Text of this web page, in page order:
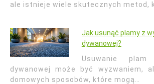
ale istnieje wiele skutecznych metod,
Jak usunąć plamy z
dywanowej?
Usuwanie plam
dywanowej może być wyzwaniem,
domowych sposobów, które mogą…